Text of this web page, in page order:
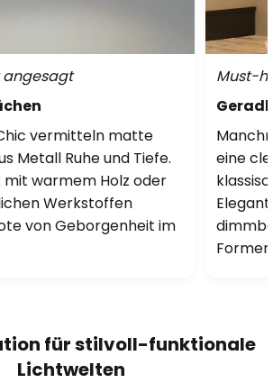
angesagt
vermitteln matte
Metall Ruhe und Tiefe.
mit warmem Holz oder
Werkstoffen
von Geborgenheit im
Must-
eine
für stilvoll-funktionale
Lichtwelten